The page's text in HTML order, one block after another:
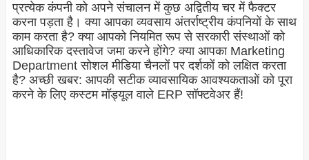
प्रत्येक कंपनी को अपने संचालन में कुछ अद्वितीय चर में फैक्टर
करना पड़ता है। क्या आपका व्यवसाय अंतर्राष्ट्रीय कंपनियों के साथ
काम करता है? क्या आपको नियमित रूप से सरकारी संस्थाओं को
आधिकारिक दस्तावेज जमा करने होंगे? क्या आपका Marketing
Department सोशल मीडिया चैनलों पर दर्शकों को लक्षित करता
है? अच्छी खबर: आपकी सटीक व्यावसायिक आवश्यकताओं को पूरा
करने के लिए कस्टम मॉड्यूल वाले ERP सॉफ्टवेअर हैं!